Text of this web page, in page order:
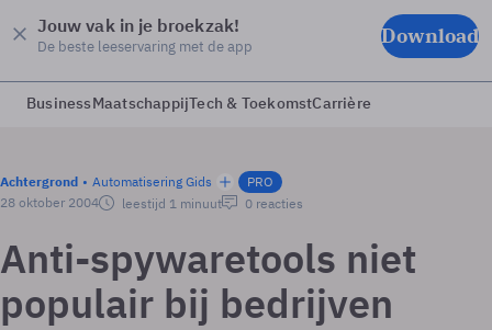
Jouw vak in je broekzak!
De beste leeservaring met de app Download
BusinessMaatschappijTech & ToekomstCarrière
Achtergrond Automatisering Gids
PRO
28 oktober 2004
leestijd 1 minuut 0 reacties
Anti-spywaretools niet
populair bij bedrijven